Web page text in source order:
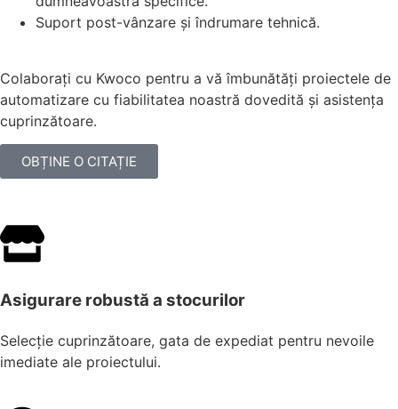
Suport post-vânzare și îndrumare tehnică.
Colaborați cu Kwoco pentru a vă îmbunătăți proiectele de
automatizare cu fiabilitatea noastră dovedită și asistența
cuprinzătoare.
OBȚINE O CITAȚIE
Asigurare robustă a stocurilor
Selecție cuprinzătoare, gata de expediat pentru nevoile
imediate ale proiectului.